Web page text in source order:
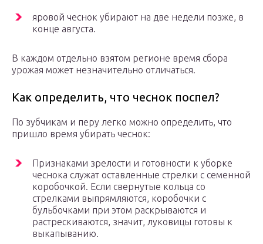
яровой чеснок убирают на две недели позже, в
конце августа.
В каждом отдельно взятом регионе время сбора
урожая может незначительно отличаться.
Как определить, что чеснок поспел?
По зубчикам и перу легко можно определить, что
пришло время убирать чеснок:
Признаками зрелости и готовности к уборке
чеснока служат оставленные стрелки с семенной
коробочкой. Если свернутые кольца со
стрелками выпрямляются, коробочки с
бульбочками при этом раскрываются и
растрескиваются, значит, луковицы готовы к
выкапыванию.